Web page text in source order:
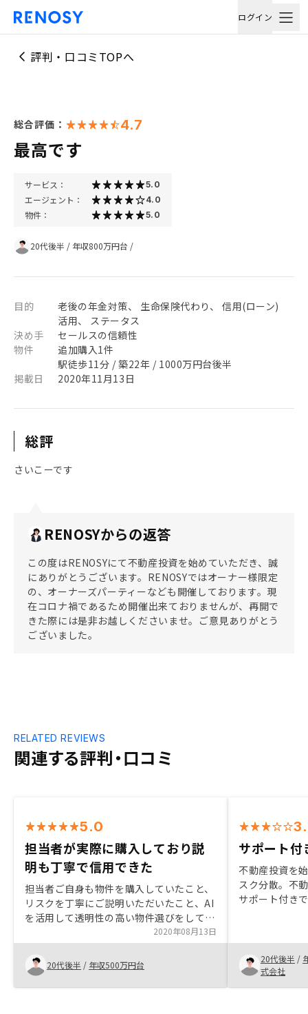
ログイン
評判・口コミTOPへ
総合評価： 4.7
最高です
サービス： 5.0
エージェント： 4.0
物件： 5.0
20代後半 / 年収800万円台 /
目的
老後の年金対策、 生命保険代わり、 信用(ローン)
活用、 ステータス
決め手
セールスの信頼性
物件
追加購入1件
駅徒歩11分 / 築22年 / 1000万円台後半
掲載日
2020年11月13日
総評
さいこーです
RENOSYからの返答
この度はRENOSYにて不動産投資を始めていただき、誠
にありがとうございます。RENOSYではオーナー様限定
の、オーナーズパーティーなども開催しております。現
在コロナ禍であるため開催出来ておりませんが、再開で
きた際には是非お越しくださいませ。ご意見ありがとう
ございました。
関連する評判・口コミ
RELATED REVIEWS
5.0
担当者が実際に購入しており説
明も丁寧で信用できた
担当者ご自身も物件を購入していたこと、
リスクを丁寧にご説明いただいたこと、AI
を活用して透明性の高い物件選びをしてい
たことが決め手となり、担当者の方を信用
して購入しました。他社と比較せずに購入
したので、そこが分かればより良さを実感
できると思います。
2020年08月13日
20代後半 / 年収500万円台
サポート付
不動産投資を
スク分散。不
サポート付き
ロジーズがバ
ある程度高い
におすすめし
るまで粘り強
20代後半 /
式会社